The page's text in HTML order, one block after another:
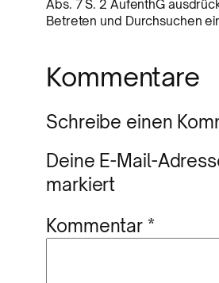
Abs. 7 S. 2 AufenthG
Betreten und Durchsuchen
Kommentare
Schreibe einen
Deine E-Mail-
markiert
Kommentar *